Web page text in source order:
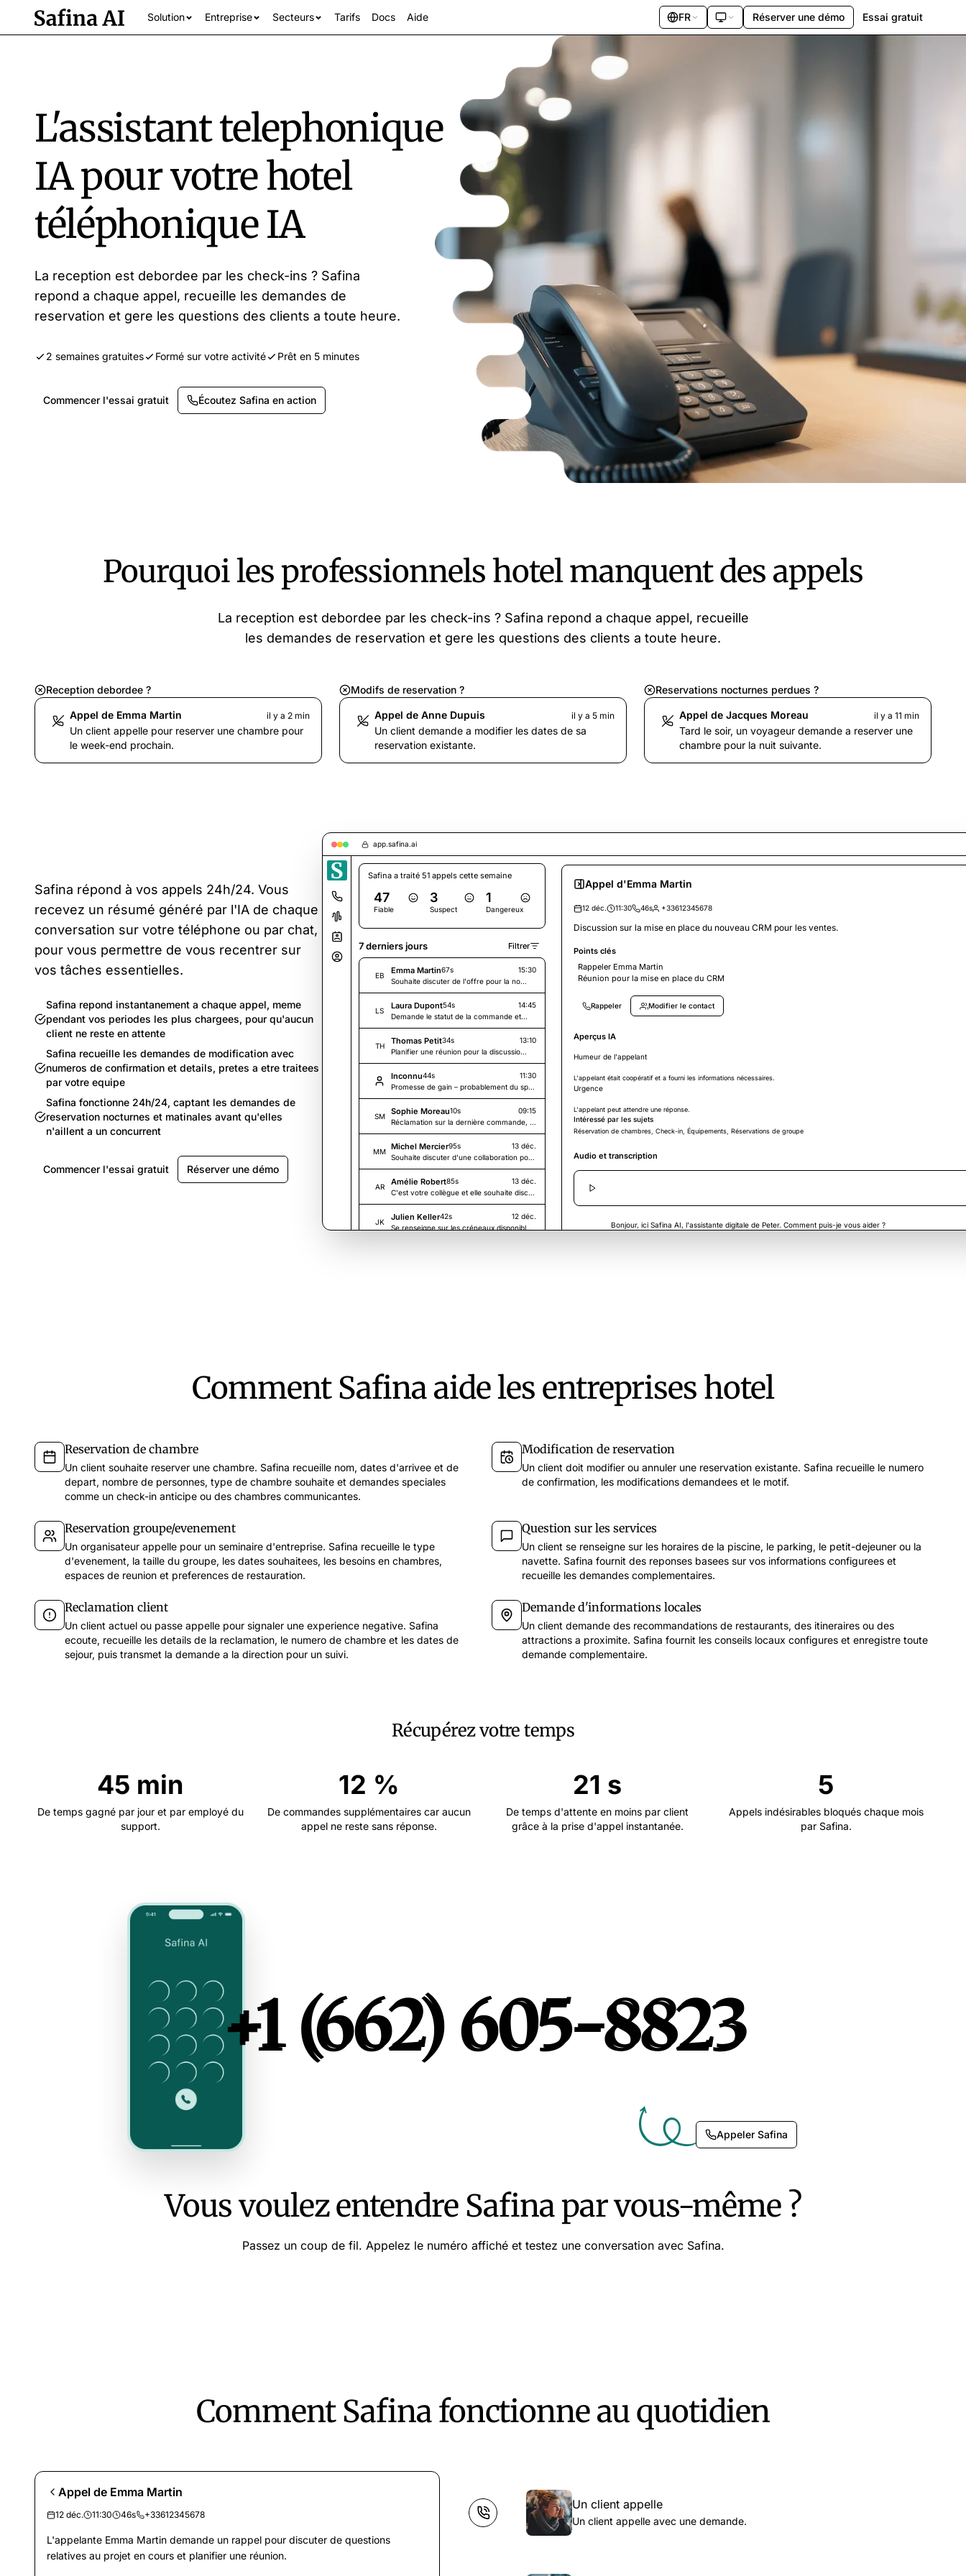
Solution Entreprise Secteurs
Tous les secteurs
Tarifs Docs Aide FR Réserver une démo Essai gratuit
L'assistant telephonique
IA pour votre hotel
téléphonique IA
La reception est debordee par les check-ins ? Safina
repond a chaque appel, recueille les demandes de
reservation et gere les questions des clients a toute heure.
2 semaines gratuites Formé sur votre activité Prêt en 5 minutes
Commencer l'essai gratuit Écoutez Safina en action
Pourquoi les professionnels hotel manquent des appels
La reception est debordee par les check-ins ? Safina repond a chaque appel, recueille
les demandes de reservation et gere les questions des clients a toute heure.
Reception debordee ?
Appel de Emma Martin il y a 2 min
Un client appelle pour reserver une chambre pour
le week-end prochain.
Modifs de reservation ?
Appel de Anne Dupuis il y a 5 min
Un client demande a modifier les dates de sa
reservation existante.
Reservations nocturnes perdues ?
Appel de Jacques Moreau il y a 11 min
Tard le soir, un voyageur demande a reserver une
chambre pour la nuit suivante.
Safina répond à vos appels 24h/24. Vous
recevez un résumé généré par l'IA de chaque
conversation sur votre téléphone ou par chat,
pour vous permettre de vous recentrer sur
vos tâches essentielles.
Safina repond instantanement a chaque appel, meme
pendant vos periodes les plus chargees, pour qu'aucun
client ne reste en attente
Safina recueille les demandes de modification avec
numeros de confirmation et details, pretes a etre traitees
par votre equipe
Safina fonctionne 24h/24, captant les demandes de
reservation nocturnes et matinales avant qu'elles
n'aillent a un concurrent
Commencer l'essai gratuit Réserver une démo
app.safina.ai
Safina a traité 51 appels cette semaine
47
Fiable
3
Suspect
1
Dangereux
7 derniers jours Filtrer
EB Emma Martin67s
15:30
Souhaite discuter de l'offre pour la nouvelle campagne et a des questions sur le calendrier.
LS Laura Dupont54s
14:45
Demande le statut de la commande et la date de livraison.
TH Thomas Petit34s
13:10
Planifier une réunion pour la discussion projet la semaine prochaine.
Inconnu44s
11:30
Promesse de gain – probablement du spam.
SM Sophie Moreau10s
09:15
Réclamation sur la dernière commande, demande un rappel.
MM Michel Mercier95s
13 déc.
Souhaite discuter d'une collaboration potentielle.
AR Amélie Robert85s
13 déc.
C'est votre collègue et elle souhaite discuter du projet.
JK Julien Keller42s
12 déc.
Se renseigne sur les créneaux disponibles la semaine prochaine.
Appel d'Emma Martin
12 déc. 11:30 46s +33612345678
Discussion sur la mise en place du nouveau CRM pour les ventes.
Points clés
Rappeler Emma Martin
Réunion pour la mise en place du CRM
Rappeler Modifier le contact
Aperçus IA
Humeur de l'appelant
L'appelant était coopératif et a fourni les informations nécessaires.
Urgence
L'appelant peut attendre une réponse.
Intéressé par les sujets
Réservation de chambres, Check-in, Équipements, Réservations de groupe
Audio et transcription
Bonjour, ici Safina AI, l'assistante digitale de Peter. Comment puis-je vous aider ?
Comment Safina aide les entreprises hotel
Reservation de chambre
Un client souhaite reserver une chambre. Safina recueille nom, dates d'arrivee et de
depart, nombre de personnes, type de chambre souhaite et demandes speciales
comme un check-in anticipe ou des chambres communicantes.
Modification de reservation
Un client doit modifier ou annuler une reservation existante. Safina recueille le numero
de confirmation, les modifications demandees et le motif.
Reservation groupe/evenement
Un organisateur appelle pour un seminaire d'entreprise. Safina recueille le type
d'evenement, la taille du groupe, les dates souhaitees, les besoins en chambres,
espaces de reunion et preferences de restauration.
Question sur les services
Un client se renseigne sur les horaires de la piscine, le parking, le petit-dejeuner ou la
navette. Safina fournit des reponses basees sur vos informations configurees et
recueille les demandes complementaires.
Reclamation client
Un client actuel ou passe appelle pour signaler une experience negative. Safina
ecoute, recueille les details de la reclamation, le numero de chambre et les dates de
sejour, puis transmet la demande a la direction pour un suivi.
Demande d'informations locales
Un client demande des recommandations de restaurants, des itineraires ou des
attractions a proximite. Safina fournit les conseils locaux configures et enregistre toute
demande complementaire.
Récupérez votre temps
45 min
De temps gagné par jour et par employé du
support.
12 %
De commandes supplémentaires car aucun
appel ne reste sans réponse.
21 s
De temps d'attente en moins par client
grâce à la prise d'appel instantanée.
5
Appels indésirables bloqués chaque mois
par Safina.
+1 (662) 605-8823
+1 (662) 605-8823
Appeler Safina
Vous voulez entendre Safina par vous-même ?
Passez un coup de fil. Appelez le numéro affiché et testez une conversation avec Safina.
Comment Safina fonctionne au quotidien
Appel de Emma Martin
12 déc. 11:30 46s +33612345678
L'appelante Emma Martin demande un rappel pour discuter de questions
relatives au projet en cours et planifier une réunion.
Un client appelle
Un client appelle avec une demande.